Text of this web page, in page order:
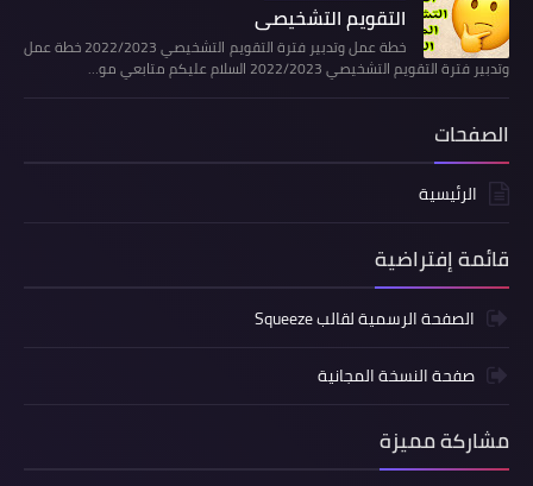
التقويم التشخيصي
خطة عمل وتدبير فترة التقويم التشخيصي 2022/2023 خطة عمل
وتدبير فترة التقويم التشخيصي 2022/2023 السلام عليكم متابعي مو…
الصفحات
الرئيسية
قائمة إفتراضية
الصفحة الرسمية لقالب Squeeze
صفحة النسخة المجانية
مشاركة مميزة